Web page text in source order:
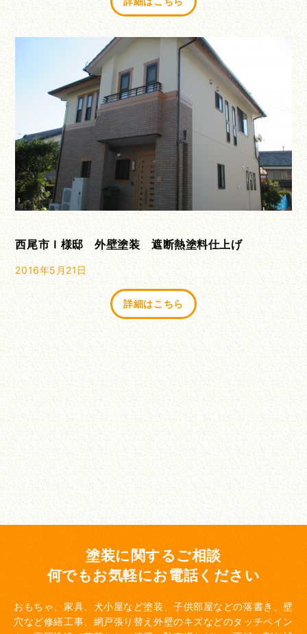
西尾市Ｉ様邸 外壁塗装 遮断熱塗料仕上げ
2016年5月21日
詳細はこちら
塗装に関するご相談
何でもお気軽にお電話ください
おもちゃ、家具、犬小屋など塗装、子供部屋などの落書き、壁
穴など修繕工事、網戸張り替え 外壁のキズなどのタッチペイン